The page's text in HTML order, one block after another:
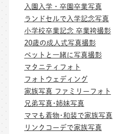
入園入学・卒園卒業写真
ランドセルで入学記念写真
小学校卒業記念 卒業袴撮影
20歳の成人式写真撮影
ペットと一緒に写真撮影
マタニティフォト
フォトウェディング
家族写真 ファミリーフォト
兄弟写真･姉妹写真
ママも着物･和装で家族写真
リンクコーデで家族写真